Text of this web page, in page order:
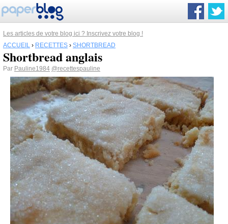
Les articles de votre blog ici ? Inscrivez votre blog !
ACCUEIL › RECETTES › SHORTBREAD
Shortbread anglais
Par Pauline1984 @recettespauline